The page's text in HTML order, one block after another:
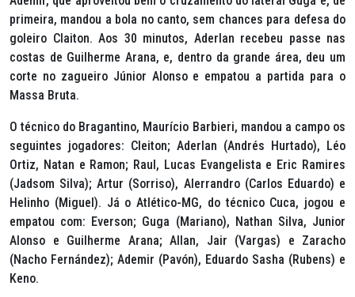
primeira, mandou a bola no canto, sem chances para defesa do
goleiro Claiton. Aos 30 minutos, Aderlan recebeu passe nas
costas de Guilherme Arana, e, dentro da grande área, deu um
corte no zagueiro Júnior Alonso e empatou a partida para o
Massa Bruta.
O técnico do Bragantino, Maurício Barbieri, mandou a campo os
seguintes jogadores: Cleiton; Aderlan (Andrés Hurtado), Léo
Ortiz, Natan e Ramon; Raul, Lucas Evangelista e Eric Ramires
(Jadsom Silva); Artur (Sorriso), Alerrandro (Carlos Eduardo) e
Helinho (Miguel). Já o Atlético-MG, do técnico Cuca, jogou e
empatou com: Everson; Guga (Mariano), Nathan Silva, Junior
Alonso e Guilherme Arana; Allan, Jair (Vargas) e Zaracho
(Nacho Fernández); Ademir (Pavón), Eduardo Sasha (Rubens) e
Keno.